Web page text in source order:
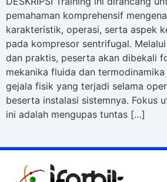
pemahaman komprehensif
karakteristik, operasi, serta aspek
pada kompresor sentrifugal.
dan praktis, peserta akan dibekali
mekanika fluida dan
gejala fisik yang terjadi selama
beserta instalasi sistemnya. Fokus
ini adalah mengupas tuntas […]